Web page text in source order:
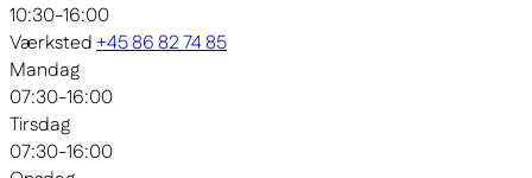
10:30-16:00
Værksted+45 86 82 74 85
Mandag
07:30-16:00
Tirsdag
07:30-16:00